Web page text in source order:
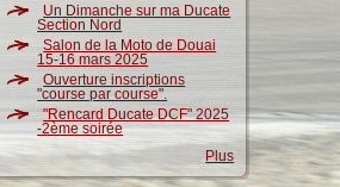
Un Dimanche sur ma Ducate
Section Nord
Salon de la Moto de Douai
15-16 mars 2025
Ouverture inscriptions
"course par course".
"Rencard Ducate DCF" 2025
-2ème soirée
Plus